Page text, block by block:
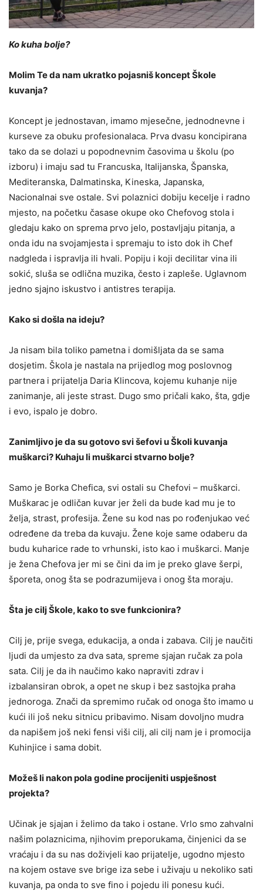
Ko kuha bolje?
Molim Te da nam ukratko pojasniš koncept Škole
kuvanja?
Koncept je jednostavan, imamo mjesečne, jednodnevne i
kurseve za obuku profesionalaca. Prva dvasu koncipirana
tako da se dolazi u popodnevnim časovima u školu (po
izboru) i imaju sad tu Francuska, Italijanska, Španska,
Mediteranska, Dalmatinska, Kineska, Japanska,
Nacionalnai sve ostale. Svi polaznici dobiju kecelje i radno
mjesto, na početku časase okupe oko Chefovog stola i
gledaju kako on sprema prvo jelo, postavljaju pitanja, a
onda idu na svojamjesta i spremaju to isto dok ih Chef
nadgleda i ispravlja ili hvali. Popiju i koji decilitar vina ili
sokić, sluša se odlična muzika, često i zapleše. Uglavnom
jedno sjajno iskustvo i antistres terapija.
Kako si došla na ideju?
Ja nisam bila toliko pametna i domišljata da se sama
dosjetim. Škola je nastala na prijedlog mog poslovnog
partnera i prijatelja Daria Klincova, kojemu kuhanje nije
zanimanje, ali jeste strast. Dugo smo pričali kako, šta, gdje
i evo, ispalo je dobro.
Zanimljivo je da su gotovo svi šefovi u Školi kuvanja
muškarci? Kuhaju li muškarci stvarno bolje?
Samo je Borka Chefica, svi ostali su Chefovi – muškarci.
Muškarac je odličan kuvar jer želi da bude kad mu je to
želja, strast, profesija. Žene su kod nas po rođenjukao već
određene da treba da kuvaju. Žene koje same odaberu da
budu kuharice rade to vrhunski, isto kao i muškarci. Manje
je žena Chefova jer mi se čini da im je preko glave šerpi,
šporeta, onog šta se podrazumijeva i onog šta moraju.
Šta je cilj Škole, kako to sve funkcionira?
Cilj je, prije svega, edukacija, a onda i zabava. Cilj je naučiti
ljudi da umjesto za dva sata, spreme sjajan ručak za pola
sata. Cilj je da ih naučimo kako napraviti zdrav i
izbalansiran obrok, a opet ne skup i bez sastojka praha
jednoroga. Znači da spremimo ručak od onoga što imamo u
kući ili još neku sitnicu pribavimo. Nisam dovoljno mudra
da napišem još neki fensi viši cilj, ali cilj nam je i promocija
Kuhinjice i sama dobit.
Možeš li nakon pola godine procijeniti uspješnost
projekta?
Učinak je sjajan i želimo da tako i ostane. Vrlo smo zahvalni
našim polaznicima, njihovim preporukama, činjenici da se
vraćaju i da su nas doživjeli kao prijatelje, ugodno mjesto
na kojem ostave sve brige iza sebe i uživaju u nekoliko sati
kuvanja, pa onda to sve fino i pojedu ili ponesu kući.